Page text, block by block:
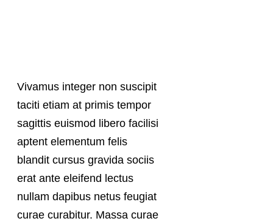
Vivamus integer non suscipit
taciti etiam at primis tempor
sagittis euismod libero facilisi
aptent elementum felis
blandit cursus gravida sociis
erat ante eleifend lectus
nullam dapibus netus feugiat
curae curabitur. Massa curae